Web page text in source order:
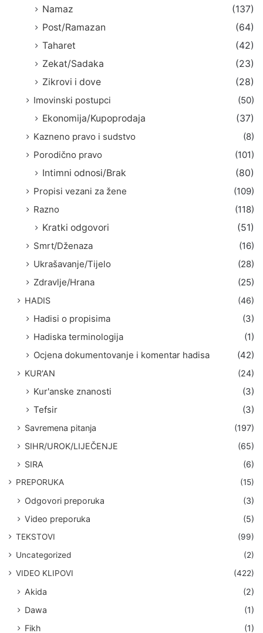
Namaz
(137)
Post/Ramazan
(64)
Taharet
(42)
Zekat/Sadaka
(23)
Zikrovi i dove
(28)
Imovinski postupci
(50)
Ekonomija/Kupoprodaja
(37)
Kazneno pravo i sudstvo
(8)
Porodično pravo
(101)
Intimni odnosi/Brak
(80)
Propisi vezani za žene
(109)
Razno
(118)
Kratki odgovori
(51)
Smrt/Dženaza
(16)
Ukrašavanje/Tijelo
(28)
Zdravlje/Hrana
(25)
HADIS (46)
Hadisi o propisima
(3)
Hadiska terminologija
(1)
Ocjena dokumentovanje i komentar hadisa
(42)
KUR'AN (24)
Kur'anske znanosti
(3)
Tefsir
(3)
Savremena pitanja
(197)
SIHR/UROK/LIJEČENJE
(65)
SIRA
(6)
PREPORUKA (15)
Odgovori preporuka
(3)
Video preporuka
(5)
TEKSTOVI
(99)
Uncategorized
(2)
VIDEO KLIPOVI
(422)
Akida
(2)
Dawa
(1)
Fikh
(1)